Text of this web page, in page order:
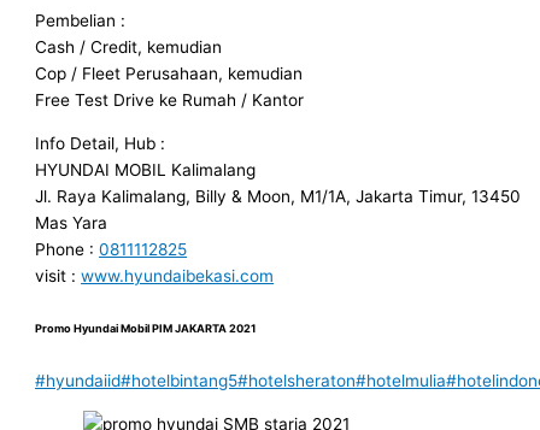
Pembelian :
Cash / Credit, kemudian
Cop / Fleet Perusahaan, kemudian
Free Test Drive ke Rumah / Kantor
Info Detail, Hub :
HYUNDAI MOBIL Kalimalang
Jl. Raya Kalimalang, Billy & Moon, M1/1A, Jakarta Timur, 13450
Mas Yara
Phone :0811112825
visit :www.hyundaibekasi.com
Promo Hyundai MobilPIM JAKARTA2021
#hyundaiid#hotelbintang5#hotelsheraton#hotelmulia